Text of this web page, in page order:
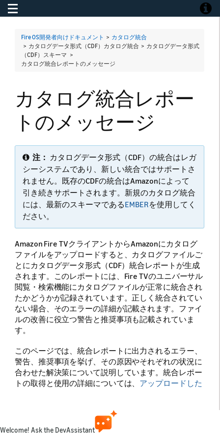
Toggle navigation
Fire OS開発者向けドキュメント > カタログ統合
> カタログデータ形式（CDF）カタログ統合 > カタログデータ形式
（CDF）スキーマ >
カタログ統合レポートのメッセージ
カタログ統合レポー
トのメッセージ
注： カタログデータ形式（CDF）の統合はレガ
シーシステムであり、新しい統合ではサポートさ
れません。既存のCDFの統合はAmazonによって
引き続きサポートされます。新規のカタログ統合
には、最新のスキーマであるEMBERを使用してく
ださい。
Amazon Fire TVクライアントからAmazonにカタログ
ファイルをアップロードすると、カタログファイルご
とにカタログデータ形式（CDF）統合レポートが生成
されます。このレポートには、Fire TVのユニバーサル
閲覧・検索機能にカタログファイルが正常に統合され
たかどうかが記録されています。正しく統合されてい
ない場合、そのエラーの詳細が記載されます。ファイ
ルの改善に役立つ警告と推奨事項も記載されていま
す。
このページでは、統合レポートに出力されるエラー、
警告、推奨事項を挙げ、その原因やそれぞれの状況に
合わせた解決策について説明しています。統合レポー
トの取得と使用の詳細については、 アップロードした
注：このドキュメントでは、統合レポートに
Welcome! Ask the DevAssistant